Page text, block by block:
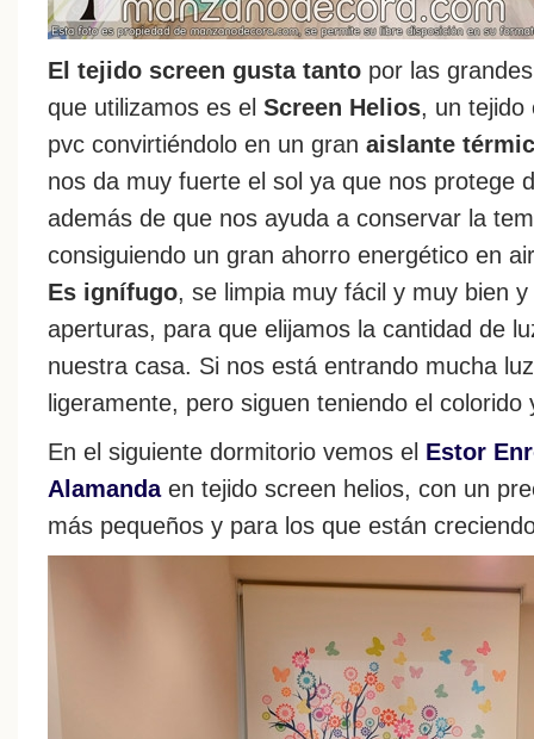
El tejido screen gusta tanto por las
que utilizamos es el Screen Helios, un tejido
pvc convirtiéndolo en un gran aislante
nos da muy fuerte el sol ya que nos protege
además de que nos ayuda a conservar la
consiguiendo un gran ahorro energético en
Es ignífugo, se limpia muy fácil y muy bien
aperturas, para que elijamos la cantidad de
nuestra casa. Si nos está entrando mucha
ligeramente, pero siguen teniendo el
En el siguiente dormitorio vemos el Estor
Alamandaen tejido screen helios, con un
más pequeños y para los que están